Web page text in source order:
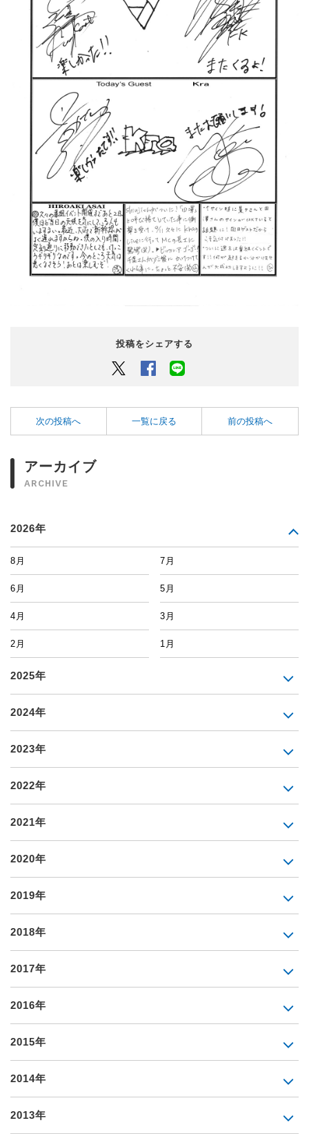
投稿をシェアする
Twitter Facebook
次の投稿へ 一覧に戻る 前の投稿へ
アーカイブ
ARCHIVE
2026年
8月 7月
6月 5月
4月 3月
2月 1月
2025年
2024年
2023年
2022年
2021年
2020年
2019年
2018年
2017年
2016年
2015年
2014年
2013年